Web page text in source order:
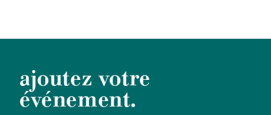
ajoutez votre
événement.